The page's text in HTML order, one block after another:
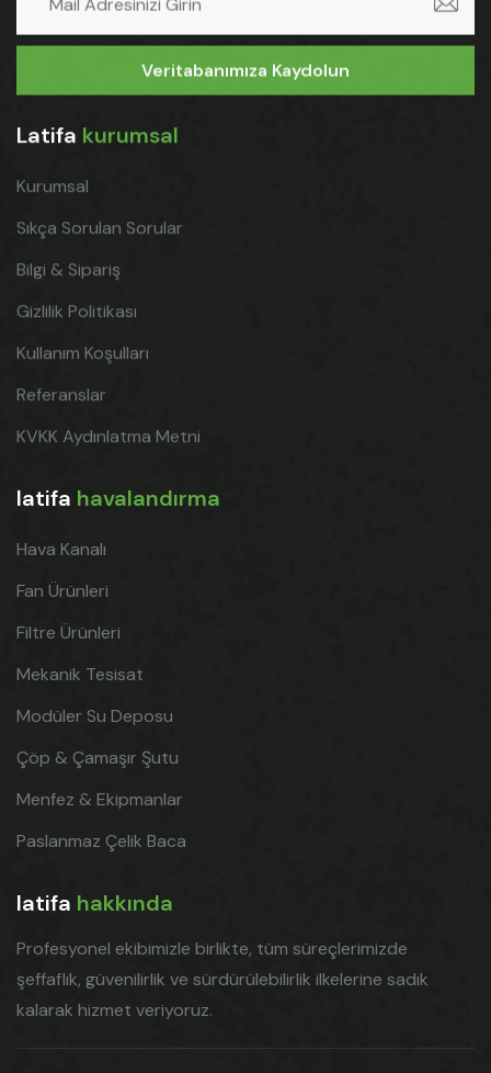
latifa hakkında
Profesyonel ekibimizle birlikte, tüm süreçlerimizde
şeffaflık, güvenilirlik ve sürdürülebilirlik ilkelerine sadık
kalarak hizmet veriyoruz.
latifa havalandırma
Hava Kanalı
Fan Ürünleri
Filtre Ürünleri
Mekanik Tesisat
Modüler Su Deposu
Çöp & Çamaşır Şutu
Menfez & Ekipmanlar
Paslanmaz Çelik Baca
Latifa kurumsal
Kurumsal
Sıkça Sorulan Sorular
Bilgi & Sipariş
Gizlilik Politikası
Kullanım Koşulları
Referanslar
KVKK Aydınlatma Metni
Veritabanımıza Kaydolun